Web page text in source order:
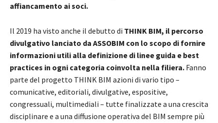
affiancamento ai soci.
Il 2019 ha visto anche il debutto di THINK BIM, il percorso
divulgativo lanciato da ASSOBIM con lo scopo di fornire
informazioni utili alla definizione di linee guida e best
practices in ogni categoria coinvolta nella filiera. Fanno
parte del progetto THINK BIM azioni di vario tipo –
comunicative, editoriali, divulgative, espositive,
congressuali, multimediali – tutte finalizzate a una crescita
disciplinare e a una diffusione operativa del BIM sempre più